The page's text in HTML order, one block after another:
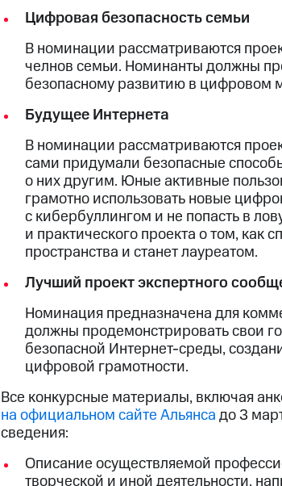
Цифровая безопасность семьи
В номинации рассматриваются
челнов семьи. Номинанты должны
безопасному развитию в цифровом
Будущее Интернета
В номинации рассматриваются
сами придумали безопасные
о них другим. Юные активные
грамотно использовать новые
с кибербуллингом и не попасть в
и практического проекта о том,
пространства и станет лауреатом.
Лучший проект экспертного
Номинация предназначена для
должны продемонстрировать свои
безопасной Интернет-среды,
цифровой грамотности.
Все конкурсные материалы, включая
на официальном сайте Альянсадо 3
сведения:
Описание осуществляемой